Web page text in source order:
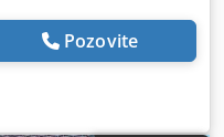
Pozovite